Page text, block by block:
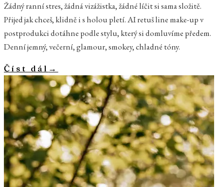
Žádný ranní stres, žádná vizážistka, žádné líčit si sama složitě.
Přijed jak chceš, klidně i s holou pletí. AI retuš line make-up v
postprodukci dotáhne podle stylu, který si domluvíme předem.
Denní jemný, večerní, glamour, smokey, chladné tóny.
Číst dál →